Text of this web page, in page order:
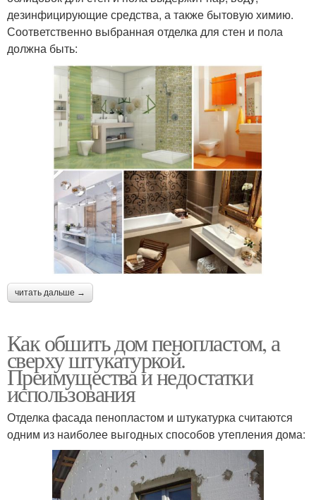
дезинфицирующие средства, а также бытовую химию.
Соответственно выбранная отделка для стен и пола
должна быть:
читать дальше →
Как обшить дом пенопластом, а
сверху штукатуркой.
Преимущества и недостатки
использования
Отделка фасада пенопластом и штукатурка считаются
одним из наиболее выгодных способов утепления дома: